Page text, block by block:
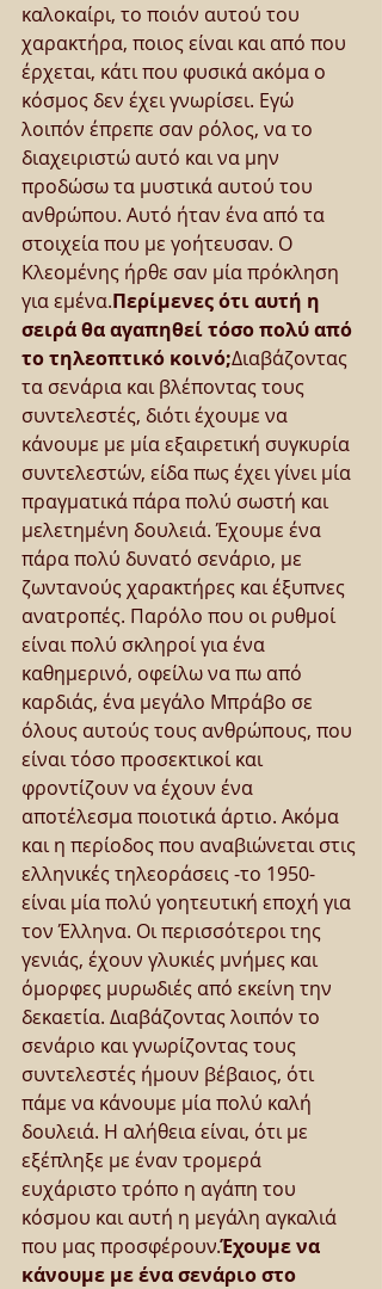
καλοκαίρι, το ποιόν αυτού του
χαρακτήρα, ποιος είναι και από που
έρχεται, κάτι που φυσικά ακόμα ο
κόσμος δεν έχει γνωρίσει. Εγώ
λοιπόν έπρεπε σαν ρόλος, να το
διαχειριστώ αυτό και να μην
προδώσω τα μυστικά αυτού του
ανθρώπου. Αυτό ήταν ένα από τα
στοιχεία που με γοήτευσαν. Ο
Κλεομένης ήρθε σαν μία πρόκληση
για εμένα.Περίμενες ότι αυτή η
σειρά θα αγαπηθεί τόσο πολύ από
το τηλεοπτικό κοινό;Διαβάζοντας
τα σενάρια και βλέποντας τους
συντελεστές, διότι έχουμε να
κάνουμε με μία εξαιρετική συγκυρία
συντελεστών, είδα πως έχει γίνει μία
πραγματικά πάρα πολύ σωστή και
μελετημένη δουλειά. Έχουμε ένα
πάρα πολύ δυνατό σενάριο, με
ζωντανούς χαρακτήρες και έξυπνες
ανατροπές. Παρόλο που οι ρυθμοί
είναι πολύ σκληροί για ένα
καθημερινό, οφείλω να πω από
καρδιάς, ένα μεγάλο Μπράβο σε
όλους αυτούς τους ανθρώπους, που
είναι τόσο προσεκτικοί και
φροντίζουν να έχουν ένα
αποτέλεσμα ποιοτικά άρτιο. Ακόμα
και η περίοδος που αναβιώνεται στις
ελληνικές τηλεοράσεις -το 1950-
είναι μία πολύ γοητευτική εποχή για
τον Έλληνα. Οι περισσότεροι της
γενιάς, έχουν γλυκιές μνήμες και
όμορφες μυρωδιές από εκείνη την
δεκαετία. Διαβάζοντας λοιπόν το
σενάριο και γνωρίζοντας τους
συντελεστές ήμουν βέβαιος, ότι
πάμε να κάνουμε μία πολύ καλή
δουλειά. Η αλήθεια είναι, ότι με
εξέπληξε με έναν τρομερά
ευχάριστο τρόπο η αγάπη του
κόσμου και αυτή η μεγάλη αγκαλιά
που μας προσφέρουν.Έχουμε να
κάνουμε με ένα σενάριο στο